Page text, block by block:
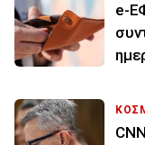
e-